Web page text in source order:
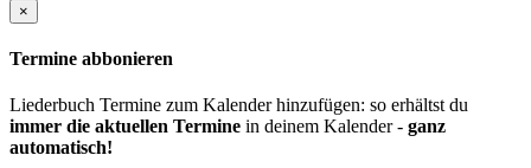
×
Termine abbonieren
Liederbuch Termine zum Kalender hinzufügen: so erhältst du
immer die aktuellen Termine in deinem Kalender - ganz
automatisch!